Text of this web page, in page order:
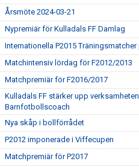
Årsmöte 2024-03-21
Nypremiär för Kulladals FF Damlag
Internationella P2015 Träningsmatcher
Matchintensiv lördag för F2012/2013
Matchpremiär för F2016/2017
Kulladals FF stärker upp
Barnfotbollscoach
Nya skåp i bollförrådet
P2012 imponerade i Viffecupen
Matchpremiär för P2017